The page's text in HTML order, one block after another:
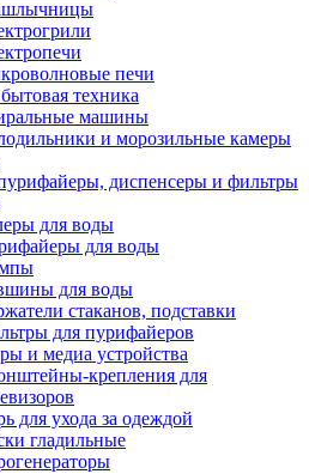
печи
техника
машины
и морозильные камеры
диспенсеры и фильтры
для воды
для воды
для воды
стаканов, подставки
для пурифайеров
и медиа устройства
крепления для
для ухода за одеждой
гладильные